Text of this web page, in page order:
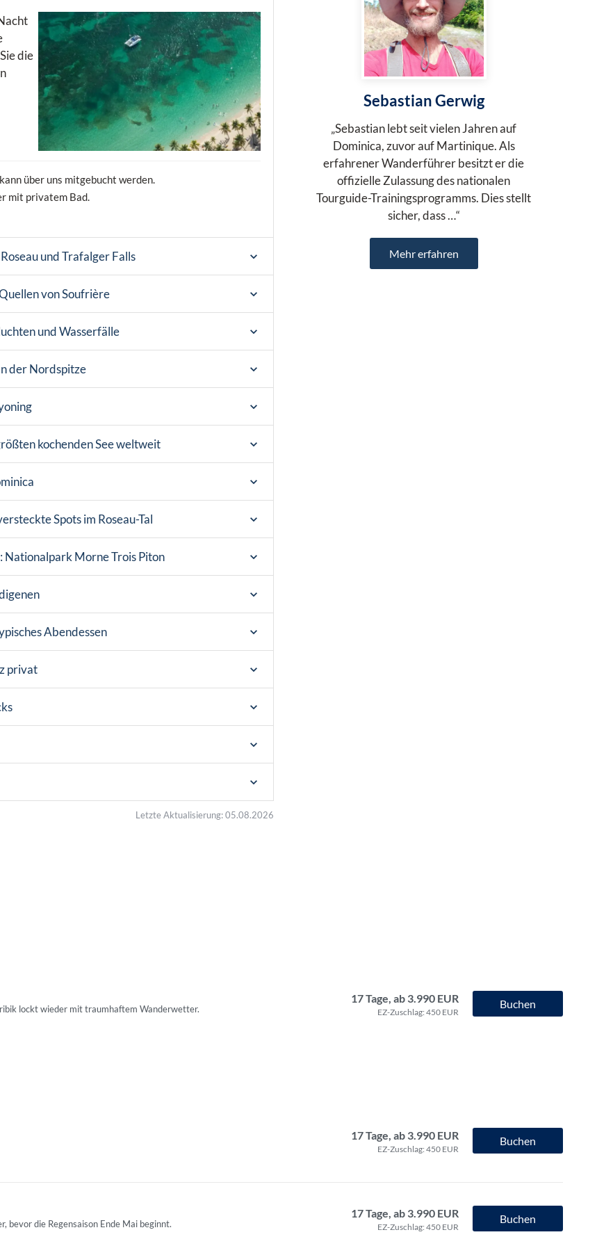
die
über uns mitgebucht werden.
mit privatem Bad.
und Trafalger Falls
von Soufrière
und Wasserfälle
der Nordspitze
kochenden See weltweit
Spots im Roseau-Tal
Nationalpark Morne Trois Piton
Abendessen
privat
Letzte Aktualisierung: 05.08.2026
Sebastian Gerwig
„Sebastian lebt seit vielen Jahren auf
Dominica, zuvor auf Martinique. Als
erfahrener Wanderführer besitzt er die
offizielle Zulassung des nationalen
Tourguide-Trainingsprogramms. Dies stellt
sicher, dass …“
Mehr erfahren
lockt wieder mit traumhaftem Wanderwetter.
17 Tage, ab 3.990 EUR
EZ-Zuschlag: 450 EUR
Buchen
17 Tage, ab 3.990 EUR
EZ-Zuschlag: 450 EUR
Buchen
bevor die Regensaison Ende Mai beginnt.
17 Tage, ab 3.990 EUR
EZ-Zuschlag: 450 EUR
Buchen